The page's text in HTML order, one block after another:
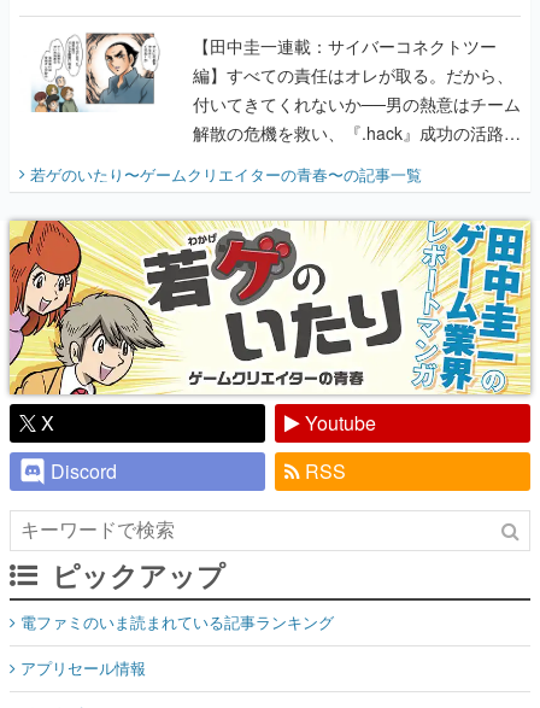
に行って、より理解を深めよう【PR】
【田中圭一連載：サイバーコネクトツー
編】すべての責任はオレが取る。だから、
付いてきてくれないか──男の熱意はチーム
解散の危機を救い、『.hack』成功の活路を
『少年ジャンプ』色だった【若ゲのいた
り】
若ゲのいたり〜ゲームクリエイターの青春〜の記事一覧
X
Youtube
Discord
RSS
ピックアップ
電ファミのいま読まれている記事ランキング
アプリセール情報